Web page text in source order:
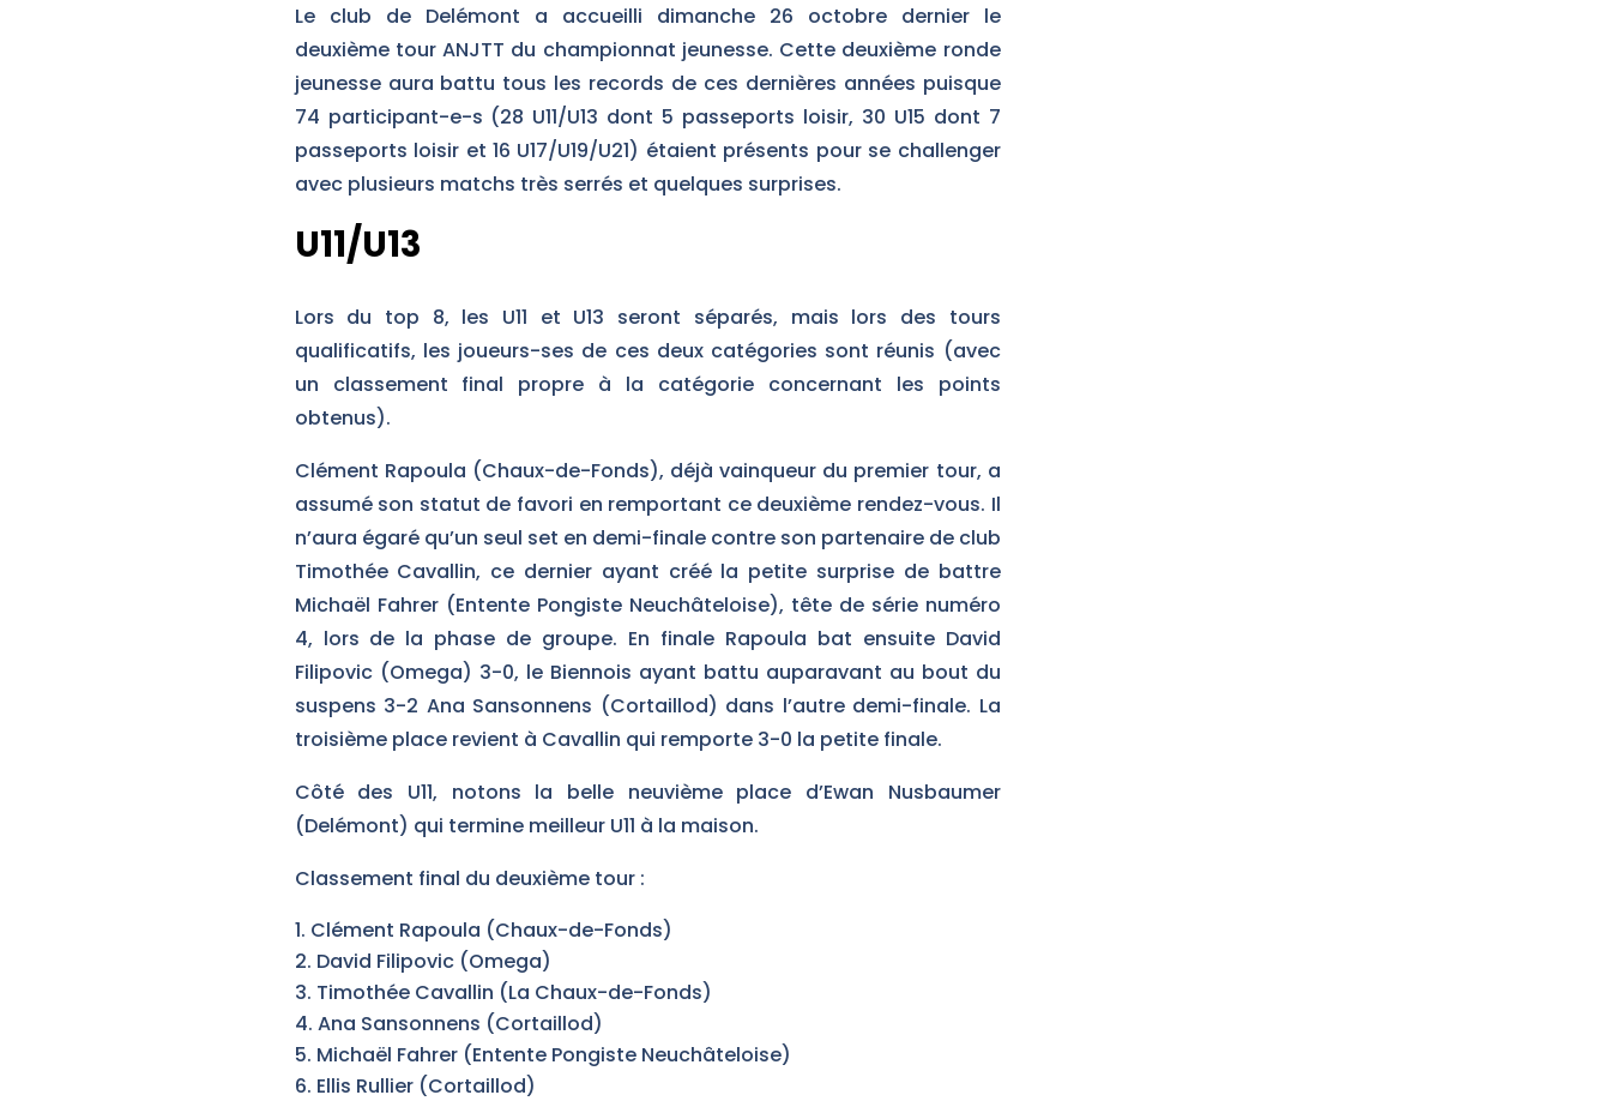
Le club de Delémont a accueilli dimanche 26 octobre dernier le
deuxième tour ANJTT du championnat jeunesse. Cette deuxième ronde
jeunesse aura battu tous les records de ces dernières années puisque
74 participant-e-s (28 U11/U13 dont 5 passeports loisir, 30 U15 dont 7
passeports loisir et 16 U17/U19/U21) étaient présents pour se challenger
avec plusieurs matchs très serrés et quelques surprises.
U11/U13
Lors du top 8, les U11 et U13 seront séparés, mais lors des tours
qualificatifs, les joueurs-ses de ces deux catégories sont réunis (avec
un classement final propre à la catégorie concernant les points
obtenus).
Clément Rapoula (Chaux-de-Fonds), déjà vainqueur du premier tour, a
assumé son statut de favori en remportant ce deuxième rendez-vous. Il
n’aura égaré qu’un seul set en demi-finale contre son partenaire de club
Timothée Cavallin, ce dernier ayant créé la petite surprise de battre
Michaël Fahrer (Entente Pongiste Neuchâteloise), tête de série numéro
4, lors de la phase de groupe. En finale Rapoula bat ensuite David
Filipovic (Omega) 3-0, le Biennois ayant battu auparavant au bout du
suspens 3-2 Ana Sansonnens (Cortaillod) dans l’autre demi-finale. La
troisième place revient à Cavallin qui remporte 3-0 la petite finale.
Côté des U11, notons la belle neuvième place d’Ewan Nusbaumer
(Delémont) qui termine meilleur U11 à la maison.
Classement final du deuxième tour :
Clément Rapoula (Chaux-de-Fonds)
David Filipovic (Omega)
Timothée Cavallin (La Chaux-de-Fonds)
Ana Sansonnens (Cortaillod)
Michaël Fahrer (Entente Pongiste Neuchâteloise)
Ellis Rullier (Cortaillod)